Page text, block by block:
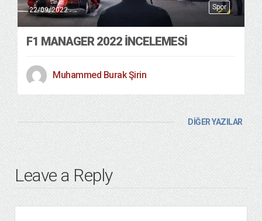
Spor
22/09/2022
F1 MANAGER 2022 İNCELEMESİ
Muhammed Burak Şirin
DİĞER YAZILAR
Leave a Reply